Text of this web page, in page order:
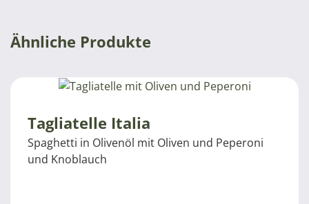
Ähnliche Produkte
Tagliatelle Italia
Spaghetti in Olivenöl mit Oliven und Peperoni
und Knoblauch